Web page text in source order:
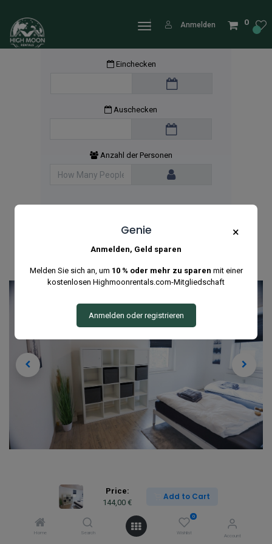
Price:
144,00 €
Add to Cart
Home Search
0
Wishlist
Account
0
Anmelden
Einchecken
Auschecken
Anzahl der Personen
Genie ×
Anmelden, Geld sparen
Melden Sie sich an, um 10 % oder mehr zu sparen mit einer
kostenlosen Highmoonrentals.com-Mitgliedschaft
Anmelden oder registrieren